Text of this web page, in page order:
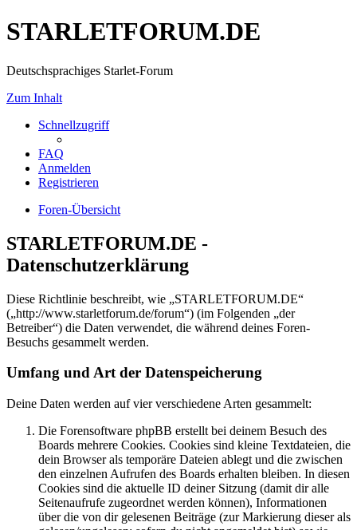
STARLETFORUM.DE
Deutschsprachiges Starlet-Forum
Zum Inhalt
Schnellzugriff
FAQ
Anmelden
Registrieren
Foren-Übersicht
STARLETFORUM.DE -
Datenschutzerklärung
Diese Richtlinie beschreibt, wie „STARLETFORUM.DE“
(„http://www.starletforum.de/forum“) (im Folgenden „der
Betreiber“) die Daten verwendet, die während deines Foren-
Besuchs gesammelt werden.
Umfang und Art der Datenspeicherung
Deine Daten werden auf vier verschiedene Arten gesammelt:
Die Forensoftware phpBB erstellt bei deinem Besuch des
Boards mehrere Cookies. Cookies sind kleine Textdateien, die
dein Browser als temporäre Dateien ablegt und die zwischen
den einzelnen Aufrufen des Boards erhalten bleiben. In diesen
Cookies sind die aktuelle ID deiner Sitzung (damit dir alle
Seitenaufrufe zugeordnet werden können), Informationen
über die von dir gelesenen Beiträge (zur Markierung dieser als